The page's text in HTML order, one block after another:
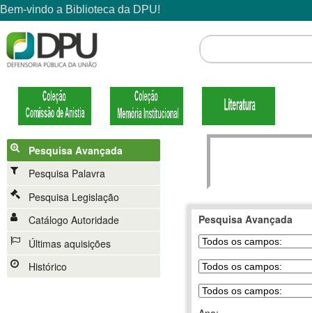
Pesquisa Avançada
Pesquisa Palavra
Pesquisa Legislação
Catálogo Autoridade
Últimas aquisições
Histórico
Pesquisa Avançada